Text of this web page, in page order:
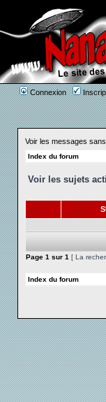
Connexion
Voir les messages
Index du forum
Voir les sujets
Page 1 sur 1 [ La
Index du forum